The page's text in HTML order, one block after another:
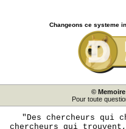
Changeons ce systeme
© Memoire
Pour toute
"Des chercheurs qui
chercheurs qui